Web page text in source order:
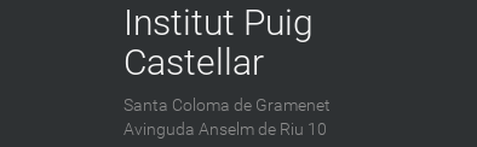
Institut Puig
Castellar
Santa Coloma de Gramenet
Avinguda Anselm de Riu 10